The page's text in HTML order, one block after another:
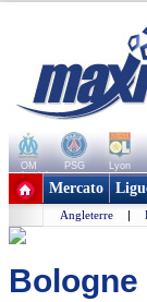
OM PSG Lyon
+ de clubs
Mercato
Angleterre |